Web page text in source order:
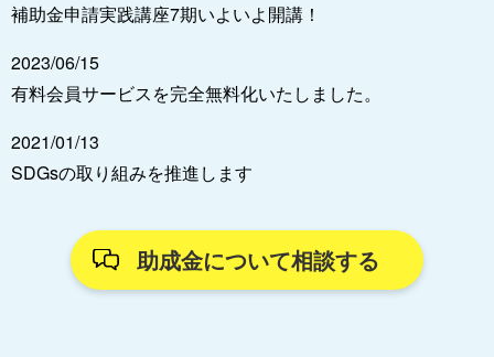
補助金申請実践講座7期いよいよ開講！
2023/06/15
有料会員サービスを完全無料化いたしました。
2021/01/13
SDGsの取り組みを推進します
助成金について相談する